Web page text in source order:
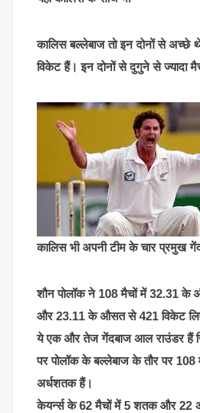
कालिस बल्लेबाज तो इन दोनों से अच्छे
विकेट हैं। इन दोनों से दुगुने से ज्यादा
कालिस भी अपनी टीम के चार प्रमुख
शौन पोलॉक ने 108 मैचों में 32.31 के
और 23.11 के औसत से 421 विकेट
ये एक और तेज गेंदबाज आल राउंडर हैं
पर पोलॉक के बल्लेबाज के तौर पर
अर्धशतक हैं।
केयर्न्स के 62 मैचों में 5 शतक और 22